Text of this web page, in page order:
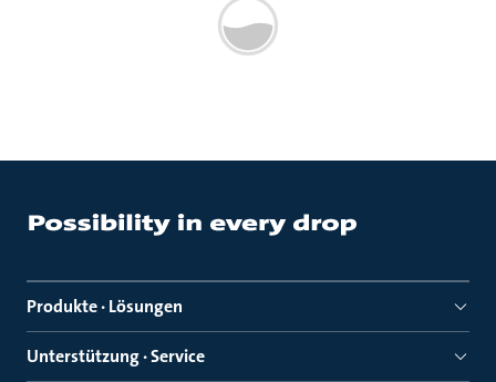
Produkte · Lösungen
Unterstützung · Service